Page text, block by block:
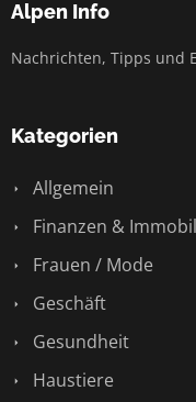
Alpen Info
Nachrichten, Tipps und
Kategorien
Allgemein
Finanzen &
Frauen / Mode
Geschäft
Gesundheit
Haustiere